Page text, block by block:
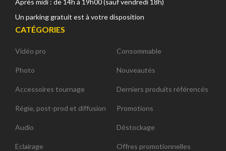
Un parking gratuit est à votre disposition
CATÉGORIES
Vidéo pro
Photo
Accessoires tournage
Régie, post-prod et diffusion
Audio
Eclairage
Consommable
Nouveautés
Derniers produits référencés
Promotions
Déstockage
Offres promotionnelles